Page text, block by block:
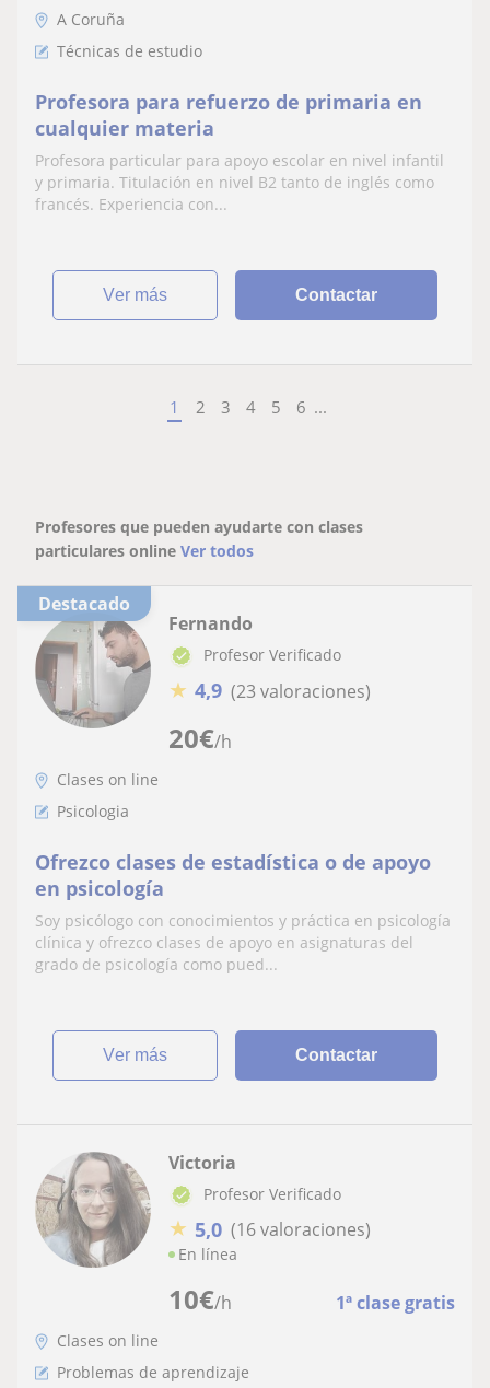
A Coruña
Técnicas de estudio
Profesora para refuerzo de primaria en
cualquier materia
Profesora particular para apoyo escolar en nivel infantil
y primaria. Titulación en nivel B2 tanto de inglés como
francés. Experiencia con...
ver más Contactar
1 2 3 4 5 6 ...
Profesores que pueden ayudarte con clases
particulares online Ver todos
Destacado
20€/h
Fernando
Profesor Verificado
★ 4,9 (23 valoraciones)
Clases on line
Psicologia
Ofrezco clases de estadística o de apoyo
en psicología
Soy psicólogo con conocimientos y práctica en psicología
clínica y ofrezco clases de apoyo en asignaturas del
grado de psicología como pued...
ver más Contactar
10€/h 1ª clase gratis
Victoria
Profesor Verificado
★ 5,0 (16 valoraciones)
En línea
Clases on line
Problemas de aprendizaje